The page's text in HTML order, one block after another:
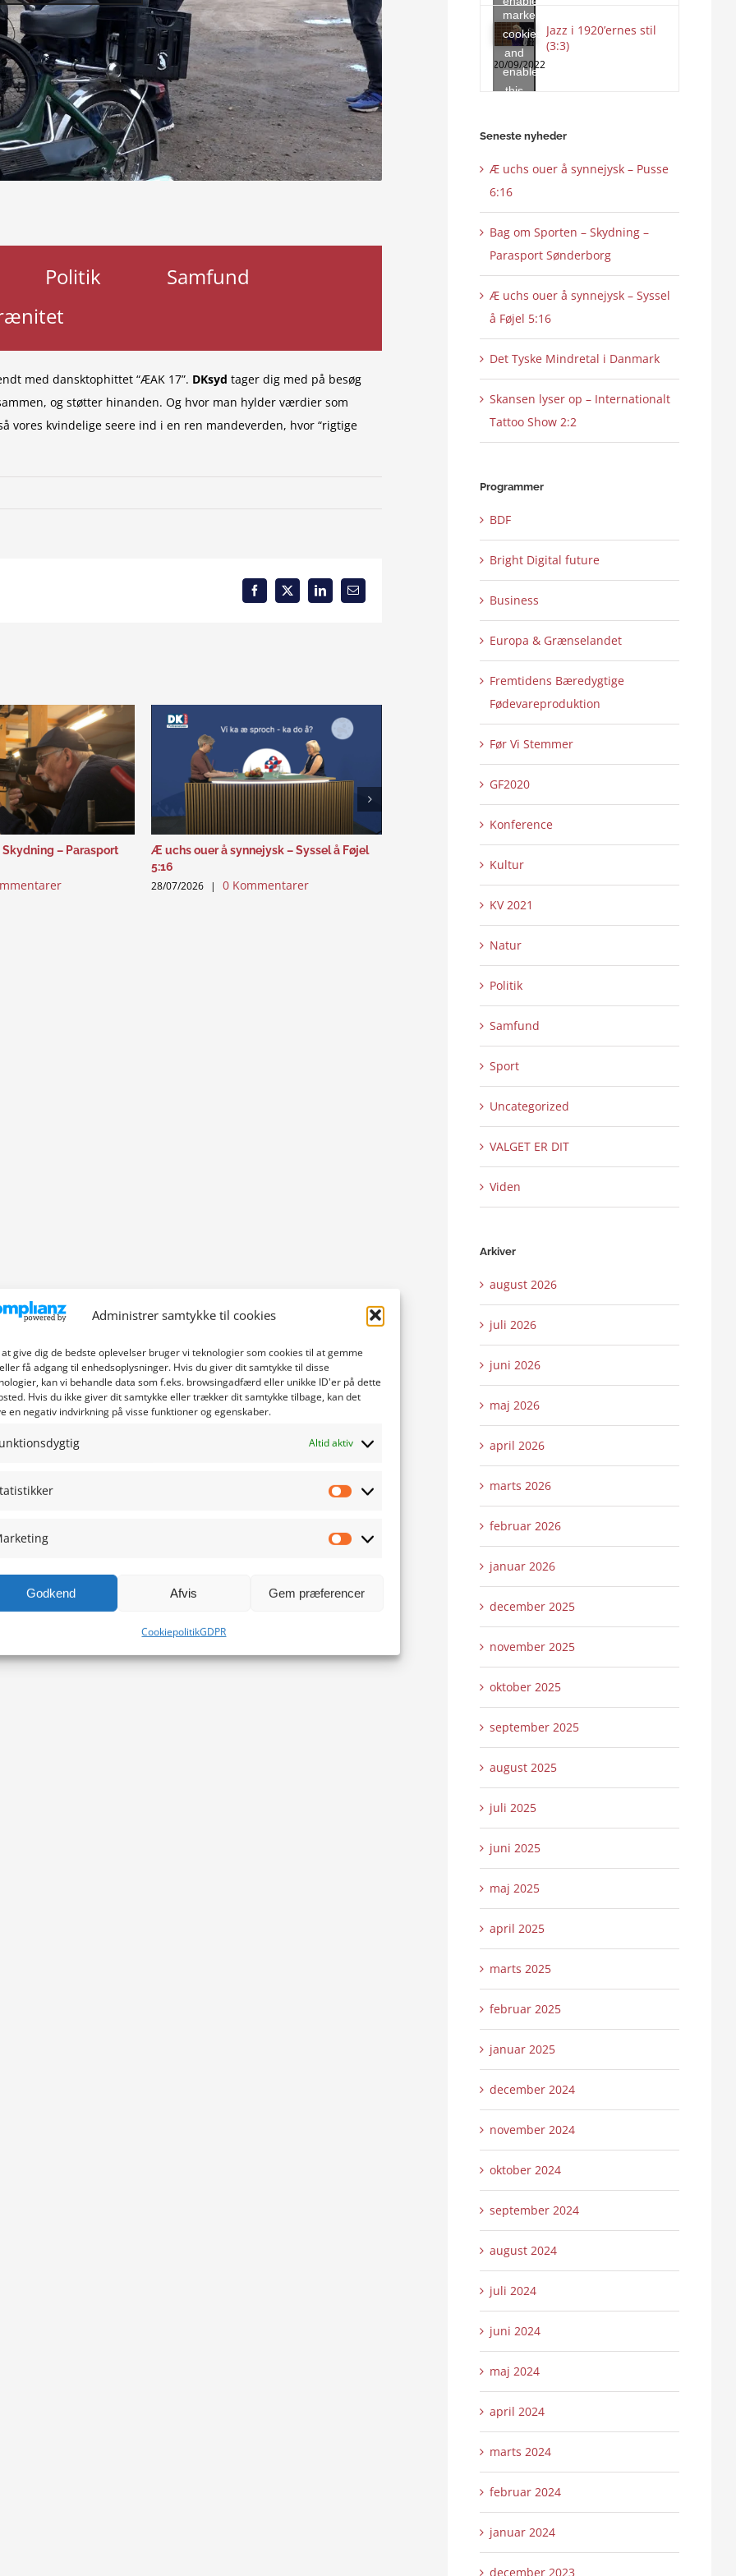
Administrer samtykke til cookies
at give dig de bedste oplevelser bruger vi teknologier som cookies til at gemme
få adgang til enhedsoplysninger. Hvis du giver dit samtykke til disse
kan vi behandle data som f.eks. browsingadfærd eller unikke ID'er på dette
Hvis du ikke giver dit samtykke eller trækker dit samtykke tilbage, kan det
en negativ indvirkning på visse funktioner og egenskaber.
Altid aktiv
Godkend Afvis Gem præferencer
CookiepolitikGDPR
Politik
Samfund
med dansktophittet “ÆAK 17”. DKsyd tager dig med på besøg
og støtter hinanden. Og hvor man hylder værdier som
vores kvindelige seere ind i en ren mandeverden, hvor “rigtige
Facebook
X LinkedInEmail
– Parasport
Æ uchs ouer å synnejysk – Syssel å Føjel
5:16
28/07/2026 | 0 Kommentarer
0 Kommentarer
21/07/2026
this
content
marketing
cookies
and
enable
this
Jazz i 1920’ernes stil
(3:3)
20/09/2022
Seneste nyheder
Æ uchs ouer å synnejysk – Pusse
6:16
Bag om Sporten – Skydning –
Parasport Sønderborg
Æ uchs ouer å synnejysk – Syssel
å Føjel 5:16
Det Tyske Mindretal i Danmark
Skansen lyser op – Internationalt
Tattoo Show 2:2
Programmer
BDF
Bright Digital future
Business
Europa & Grænselandet
Fremtidens Bæredygtige
Fødevareproduktion
Før Vi Stemmer
GF2020
Konference
Kultur
KV 2021
Natur
Politik
Samfund
Sport
Uncategorized
VALGET ER DIT
Viden
Arkiver
august 2026
juli 2026
juni 2026
maj 2026
april 2026
marts 2026
februar 2026
januar 2026
december 2025
november 2025
oktober 2025
september 2025
august 2025
juli 2025
juni 2025
maj 2025
april 2025
marts 2025
februar 2025
januar 2025
december 2024
november 2024
oktober 2024
september 2024
august 2024
juli 2024
juni 2024
maj 2024
april 2024
marts 2024
februar 2024
januar 2024
december 2023